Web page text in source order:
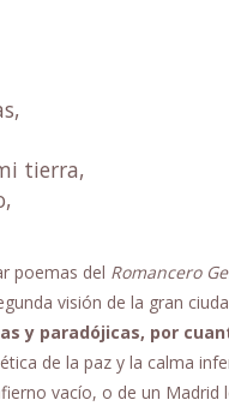
tierra,
poemas del Romancero
visión de la gran
y paradójicas, por
de la paz y la calma
vacío, o de un